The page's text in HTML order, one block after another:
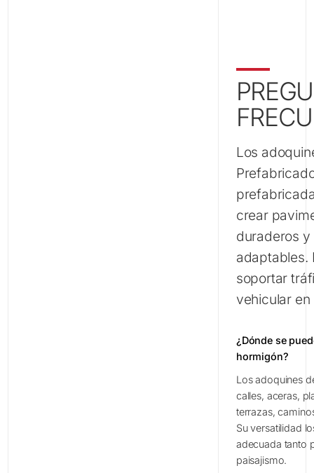
Los
crear
duraderos
adaptables.
soportar
vehicular
¿Dónde se
hormigón?
Los adoquines
calles, aceras,
terrazas,
Su versatilidad
adecuada tanto
paisajismo.